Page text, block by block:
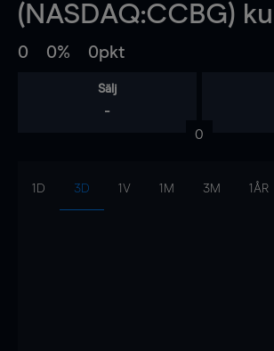
(NASDAQ:CCBG)
0 0% 0pkt
Sälj
-
0
1D 3D 1V 1M 3M 1ÅR